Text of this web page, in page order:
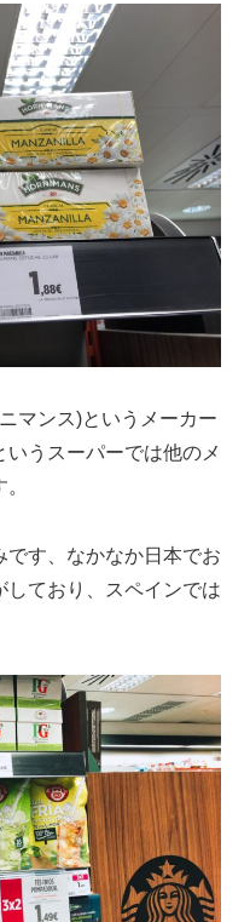
マンス)というメーカー
うスーパーでは他のメ
す、なかなか日本でお
ており、スペインでは